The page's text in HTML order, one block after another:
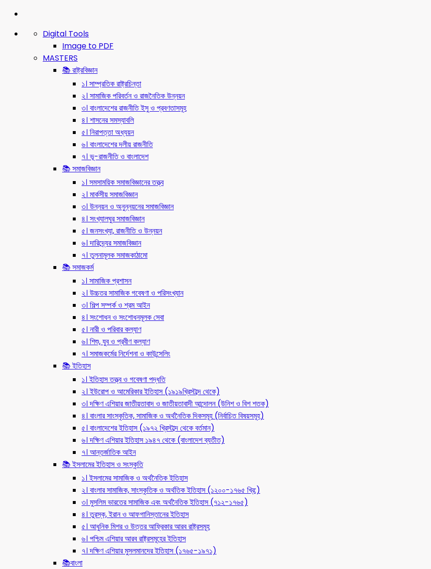
Digital Tools
Image to PDF
MASTERS
📚 রাষ্ট্রবিজ্ঞান
১। সাম্প্রতিক রাষ্ট্রচিন্তা
২। সামাজিক পরিবর্তন ও রাজনৈতিক উন্নয়ন
৩। বাংলাদেশের রাজনীতি ইসু ও প্রবণতাসমূহ
৪। শাসনের সমস্যাবলি
৫। নিরাপত্তা অধ্যয়ন
৬। বাংলাদেশের দলীয় রাজনীতি
৭। ভূ-রাজনীতি ও বাংলাদেশ
📚 সমাজবিজ্ঞান
১। সমসাময়িক সমাজবিজ্ঞানের তত্ত্ব
২। মার্কসীয় সমাজবিজ্ঞান
৩। উন্নয়ন ও অনুন্নয়নের সমাজবিজ্ঞান
৪। সংখ্যালঘুর সমাজবিজ্ঞান
৫। জনসংখ্যা, রাজনীতি ও উন্নয়ন
৬। দারিদ্র্যের সমাজবিজ্ঞান
৭। তুলনামূলক সমাজকাঠামো
📚 সমাজকর্ম
১। সামাজিক প্রশাসন
২। উচ্চতর সামাজিক গবেষণা ও পরিসংখ্যান
৩। শিল্প সম্পর্ক ও শ্রম আইন
৪। সংশোধন ও সংশোধনমূলক সেবা
৫। নারী ও পরিবার কল্যাণ
৬। শিশু, যুব ও প্রবীণ কল্যাণ
৭। সমাজকর্মের নির্দেশনা ও কাউন্সেলিং
📚 ইতিহাস
১। ইতিহাস তত্ত্ব ও গবেষণা পদ্ধতি
২। ইউরোপ ও আমেরিকার ইতিহাস (১৯১৯খ্রিস্টাব্দ থেকে)
৩। দক্ষিণ এশিয়ার জাতীয়তাবাদ ও জাতীয়তাবাদী আন্দোলন (উনিশ ও বিশ শতক)
৪। বাংলার সাংস্কৃতিক, সামাজিক ও অর্থনৈতিক দিকসমূহ (নির্বাচিত বিষয়সমূহ)
৫। বাংলাদেশের ইতিহাস (১৯৭২ খ্রিস্টাব্দ থেকে বর্তমান)
৬। দক্ষিণ এশিয়ার ইতিহাস ১৯৪৭ থেকে (বাংলাদেশ ব্যতীত)
৭। আন্তর্জাতিক আইন
📚 ইসলামের ইতিহাস ও সংস্কৃতি
১। ইসলামের সামাজিক ও অর্থনৈতিক ইতিহাস
২। বাংলার সামাজিক, সাংস্কৃতিক ও অর্থতিক ইতিহাস (১২০০-১৭৬৫ খ্রি:)
৩। মুসলিম ভারতের সামাজিক এবং অর্থনৈতিক ইতিহাস (৭১২-১৭৬৫)
৪। তুরস্ক, ইরান ও আফগানিস্তানের ইতিহাস
৫। আধুনিক মিশর ও উত্তর আফ্রিকার আরব রাষ্ট্রসমূহ
৬। পশ্চিম এশিয়ার আরব রাষ্ট্রসমূহের ইতিহাস
৭। দক্ষিণ এশিয়ার মুসলমানদের ইতিহাস (১৭৬৫-১৯৭১)
📚বাংলা